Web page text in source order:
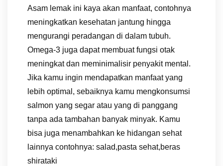
Asam lemak ini kaya akan manfaat, contohnya
meningkatkan kesehatan jantung hingga
mengurangi peradangan di dalam tubuh.
Omega-3 juga dapat membuat fungsi otak
meningkat dan meminimalisir penyakit mental.
Jika kamu ingin mendapatkan manfaat yang
lebih optimal, sebaiknya kamu mengkonsumsi
salmon yang segar atau yang di panggang
tanpa ada tambahan banyak minyak. Kamu
bisa juga menambahkan ke hidangan sehat
lainnya contohnya: salad,pasta sehat,beras
shirataki